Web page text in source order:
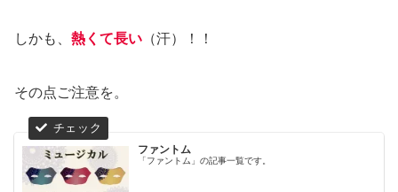
しかも、 熱くて長い （汗）！！
その点ご注意を。
ファントム
「ファントム」の記事一覧です。